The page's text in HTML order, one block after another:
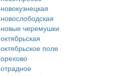
новокузнецкая
новослободская
новые черемушки
октябрьская
октябрьское поле
орехово
отрадное